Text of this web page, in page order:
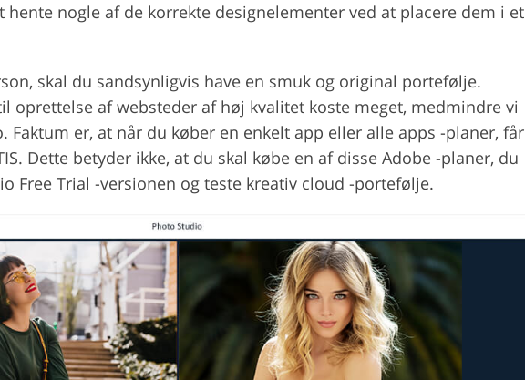
hente nogle af de korrekte designelementer ved at placere dem i et
skal du sandsynligvis have en smuk og original portefølje.
oprettelse af websteder af høj kvalitet koste meget, medmindre vi
Faktum er, at når du køber en enkelt app eller alle apps -planer, får
Dette betyder ikke, at du skal købe en af disse Adobe -planer, du
Free Trial -versionen og teste kreativ cloud -portefølje.